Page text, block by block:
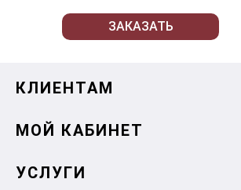
ЗАКАЗАТЬ
КЛИЕНТАМ
МОЙ КАБИНЕТ
УСЛУГИ